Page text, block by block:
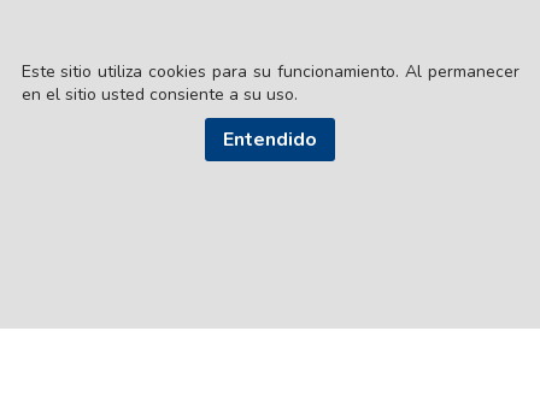
© EL LIBERAL S.A.
Director Editorial: Lic. Gustavo Eduardo Ick
Santiago del Estero / República Argentina
SEGUI NUESTRAS REDES
Este sitio utiliza cookies para su funcionamiento. Al permanecer
en el sitio usted consiente a su uso.
Entendido